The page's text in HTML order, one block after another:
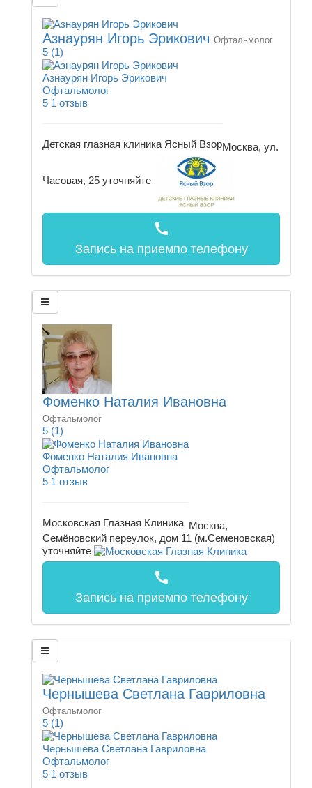
Азнаурян Игорь Эрикович Офтальмолог
5 (1)
Азнаурян Игорь Эрикович
Офтальмолог
5 1 отзыв
Детская глазная клиника Ясный ВзорМосква, ул.
Часовая, 25 уточняйте
call
Запись на приемпо телефону
Фоменко Наталия Ивановна
Офтальмолог
5 (1)
Фоменко Наталия Ивановна
Офтальмолог
5 1 отзыв
Московская Глазная Клиника Москва,
Семёновский переулок, дом 11 (м.Семеновская)
уточняйте
call
Запись на приемпо телефону
Чернышева Светлана Гавриловна
Офтальмолог
5 (1)
Чернышева Светлана Гавриловна
Офтальмолог
5 1 отзыв